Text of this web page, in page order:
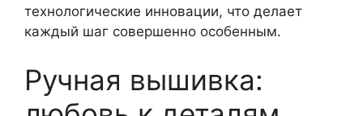
технологические инновации, что делает
каждый шаг совершенно особенным.
Ручная вышивка: